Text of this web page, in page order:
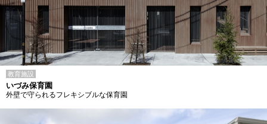
教育施設
いづみ保育園
外壁で守られるフレキシブルな保育園